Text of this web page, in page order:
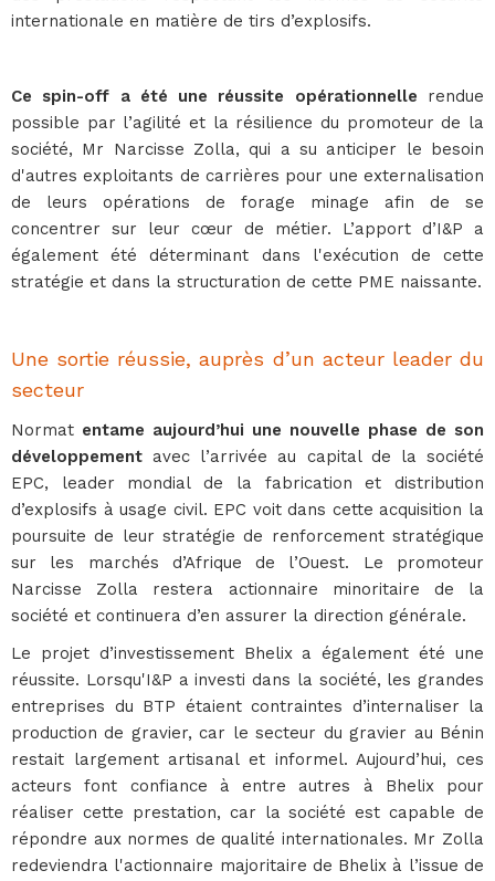
internationale en matière de tirs d’explosifs.
Ce spin-off a été une réussite opérationnelle rendue
possible par l’agilité et la résilience du promoteur de la
société, Mr Narcisse Zolla, qui a su anticiper le besoin
d'autres exploitants de carrières pour une externalisation
de leurs opérations de forage minage afin de se
concentrer sur leur cœur de métier. L’apport d’I&P a
également été déterminant dans l'exécution de cette
stratégie et dans la structuration de cette PME naissante.
Une sortie réussie, auprès d’un acteur leader du
secteur
Normat entame aujourd’hui une nouvelle phase de son
développement avec l’arrivée au capital de la société
EPC, leader mondial de la fabrication et distribution
d’explosifs à usage civil. EPC voit dans cette acquisition la
poursuite de leur stratégie de renforcement stratégique
sur les marchés d’Afrique de l’Ouest. Le promoteur
Narcisse Zolla restera actionnaire minoritaire de la
société et continuera d’en assurer la direction générale.
Le projet d’investissement Bhelix a également été une
réussite. Lorsqu'I&P a investi dans la société, les grandes
entreprises du BTP étaient contraintes d’internaliser la
production de gravier, car le secteur du gravier au Bénin
restait largement artisanal et informel. Aujourd’hui, ces
acteurs font confiance à entre autres à Bhelix pour
réaliser cette prestation, car la société est capable de
répondre aux normes de qualité internationales. Mr Zolla
redeviendra l'actionnaire majoritaire de Bhelix à l’issue de